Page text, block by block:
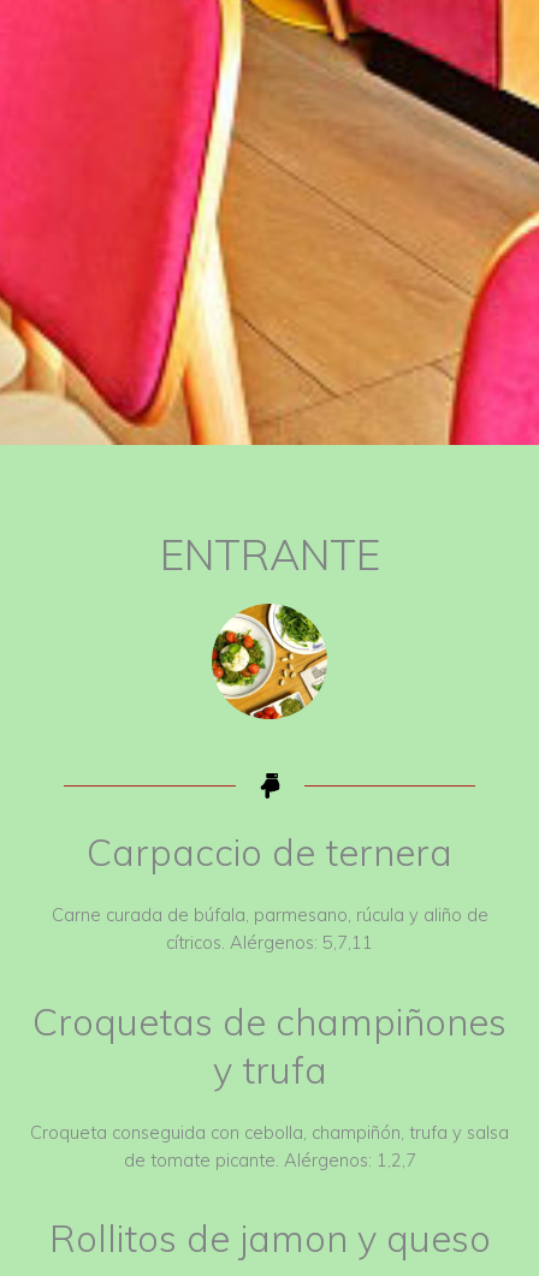
ENTRANTE
Carpaccio de ternera
Carne curada de búfala, parmesano, rúcula y aliño de
cítricos. Alérgenos: 5,7,11
Croquetas de champiñones
y trufa
Croqueta conseguida con cebolla, champiñón, trufa y salsa
de tomate picante. Alérgenos: 1,2,7
Rollitos de jamon y queso